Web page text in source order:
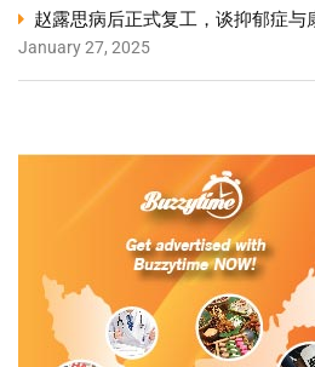
赵露思病后正式复工，谈抑郁症与
January 27, 2025